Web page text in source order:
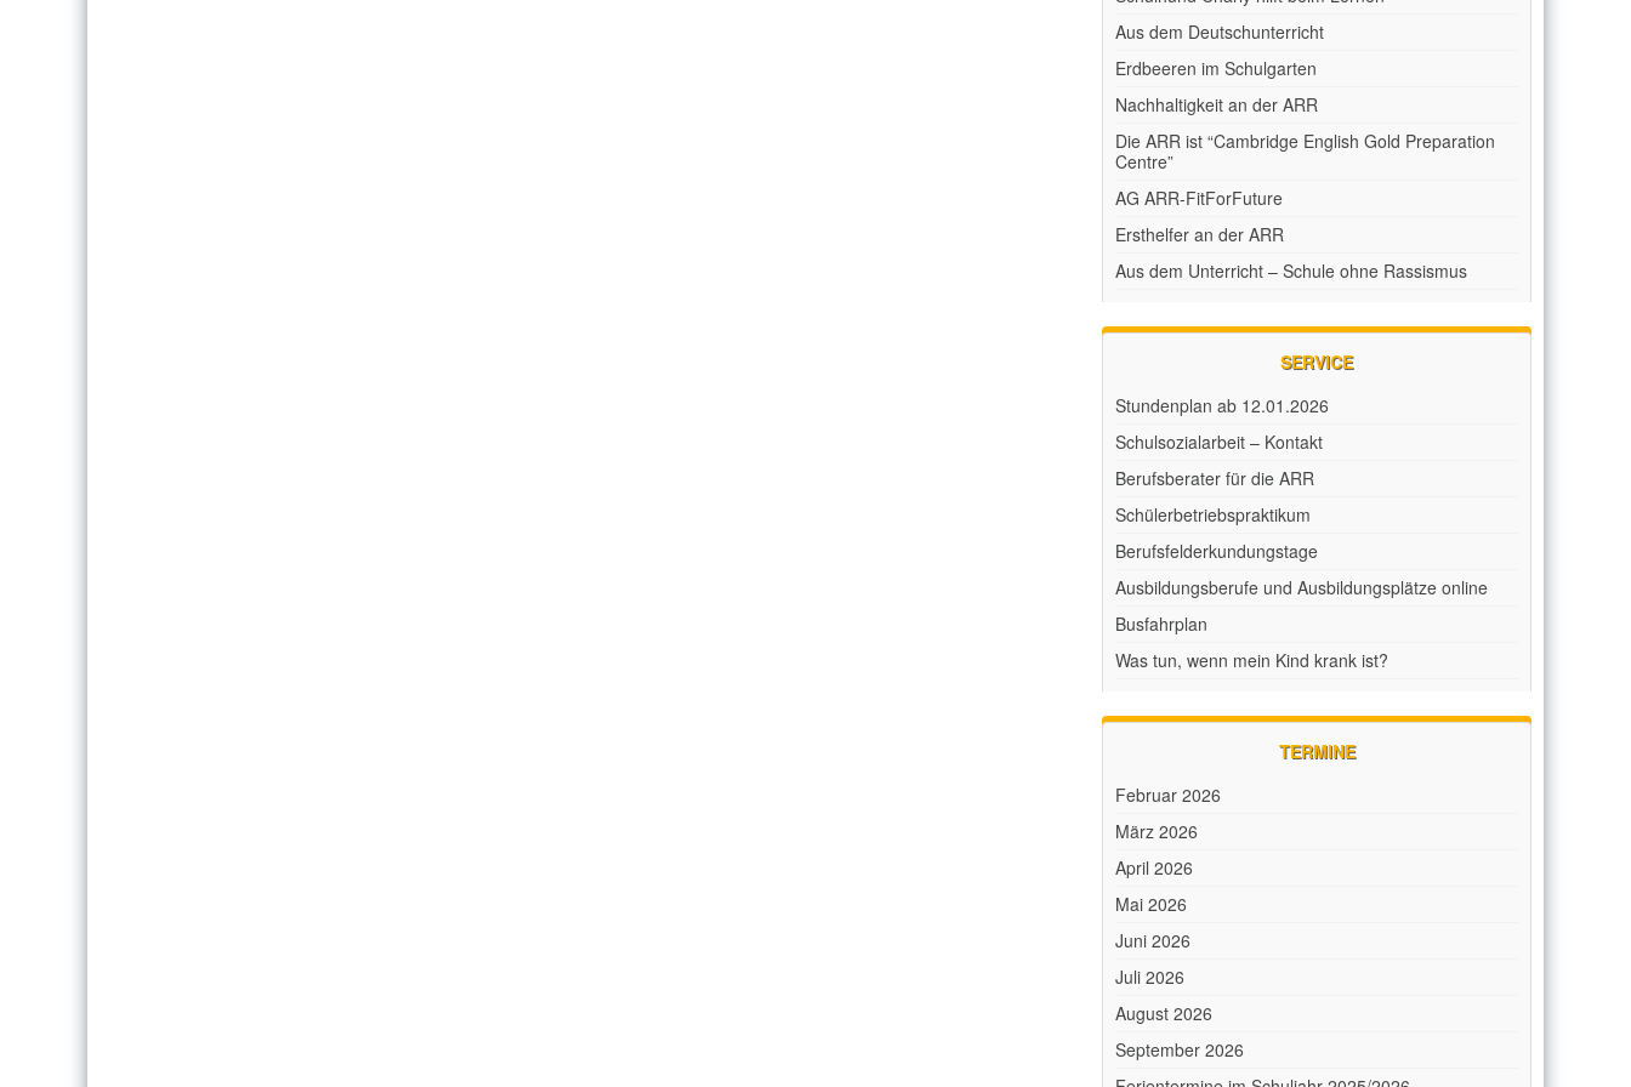
Aus dem Deutschunterricht
Erdbeeren im Schulgarten
Nachhaltigkeit an der ARR
Die ARR ist “Cambridge English Gold Preparation
Centre”
AG ARR-FitForFuture
Ersthelfer an der ARR
Aus dem Unterricht – Schule ohne Rassismus
SERVICE
Stundenplan ab 12.01.2026
Schulsozialarbeit – Kontakt
Berufsberater für die ARR
Schülerbetriebspraktikum
Berufsfelderkundungstage
Ausbildungsberufe und Ausbildungsplätze online
Busfahrplan
Was tun, wenn mein Kind krank ist?
TERMINE
Februar 2026
März 2026
April 2026
Mai 2026
Juni 2026
Juli 2026
August 2026
September 2026